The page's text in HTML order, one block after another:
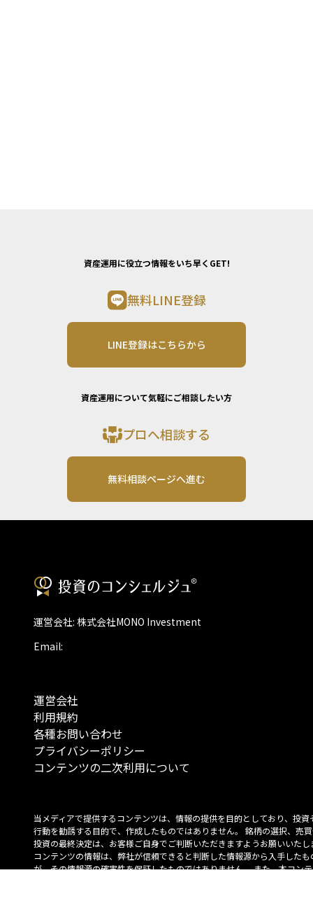
資産運用に役立つ情報をいち早くGET!
無料LINE登録
LINE登録はこちらから
資産運用について気軽にご相談したい方
プロへ相談する
無料相談ページへ進む
運営会社: 株式会社MONO Investment
Email:
運営会社
利用規約
各種お問い合わせ
プライバシーポリシー
コンテンツの二次利用について
当メディアで提供するコンテンツは、情報の提供を目的としており、投資
行動を勧誘する目的で、作成したものではありません。 銘柄の選択、売
投資の最終決定は、お客様ご自身でご判断いただきますようお願いいたし
コンテンツの情報は、弊社が信頼できると判断した情報源から入手したも
が、その情報源の確実性を保証したものではありません。 また、本コン